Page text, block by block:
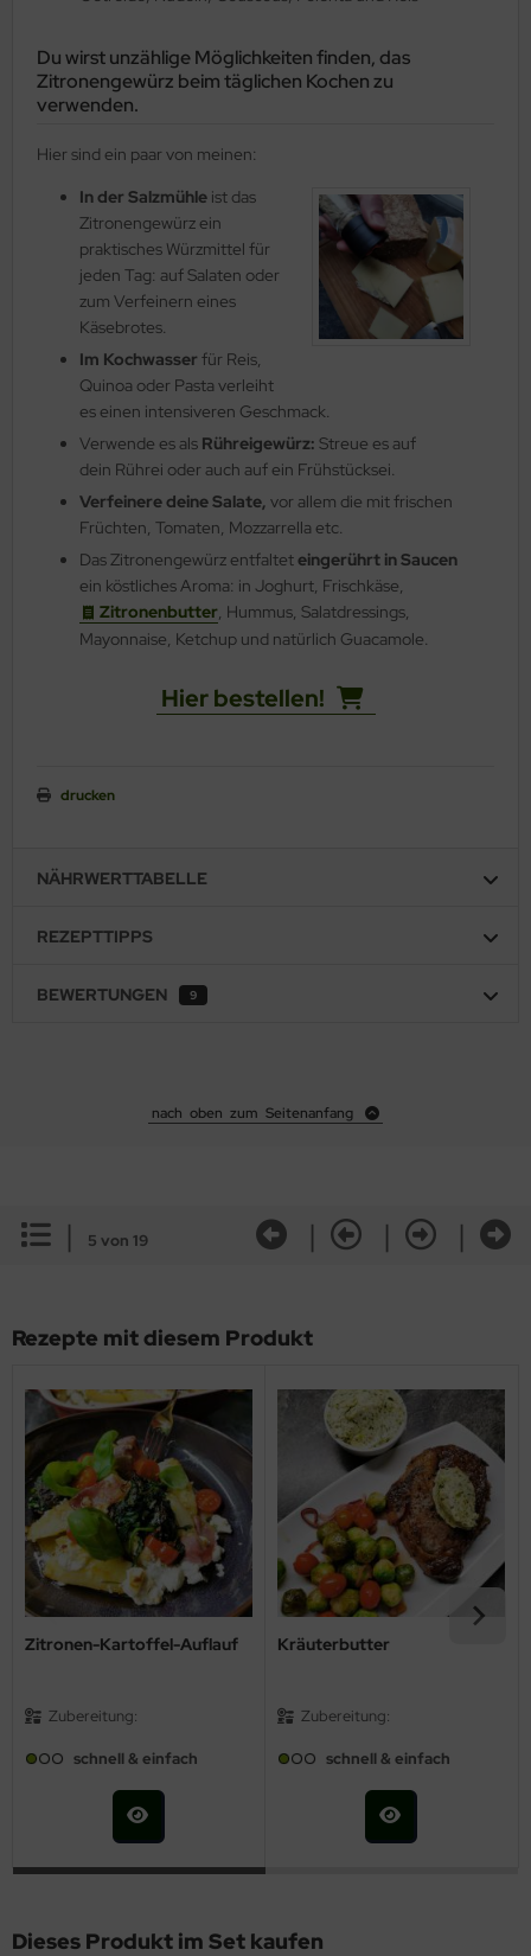
Du wirst unzählige Möglichkeiten finden, das
Zitronengewürz beim täglichen Kochen zu
verwenden.
Hier sind ein paar von meinen:
In der Salzmühle ist das
Zitronengewürz ein
praktisches Würzmittel für
jeden Tag: auf Salaten oder
zum Verfeinern eines
Käsebrotes.
Im Kochwasser für Reis,
Quinoa oder Pasta verleiht
es einen intensiveren Geschmack.
Verwende es als Rühreigewürz: Streue es auf
dein Rührei oder auch auf ein Frühstücksei.
Verfeinere deine Salate, vor allem die mit frischen
Früchten, Tomaten, Mozzarrella etc.
Das Zitronengewürz entfalteteingerührt in Saucen
ein köstliches Aroma: in Joghurt, Frischkäse,
Zitronenbutter, Hummus, Salatdressings,
Mayonnaise, Ketchup und natürlich Guacamole.
Hier bestellen!
drucken
NÄHRWERTTABELLE
REZEPTTIPPS
BEWERTUNGEN 9
nach oben zum Seitenanfang
| 5 von 19 | | |
Rezepte mit diesem Produkt
Zitronen-Kartoffel-Auflauf
Zubereitung:
schnell & einfach
Kräuterbutter
Zubereitung:
schnell & einfach
Dieses Produkt im Set kaufen